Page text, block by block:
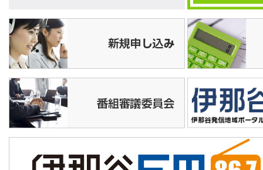
12:00
★伊那谷昼ワイド867
14:00
伊那弥生ケ丘高校同窓会 綿貫安秀氏
講演会
16:50
運動あそびＧＯＧＯ
16:55
松尾アトムの瞬間メタル
17:10
手話で話そう
17:15
★いなテレ１２
17:35
記録する街並み
17:50
今週の教室